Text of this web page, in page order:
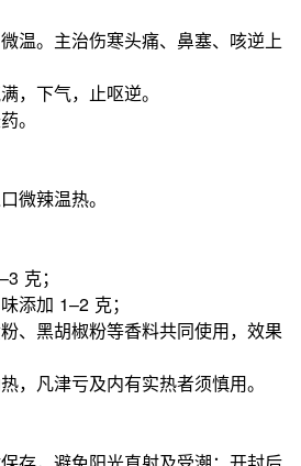
温。主治伤寒头痛、鼻塞、咳逆上
，下气，止呕逆。
。
微辣温热。
克；
添加 1–2 克；
、黑胡椒粉等香料共同使用，效果
，凡津亏及内有实热者须慎用。